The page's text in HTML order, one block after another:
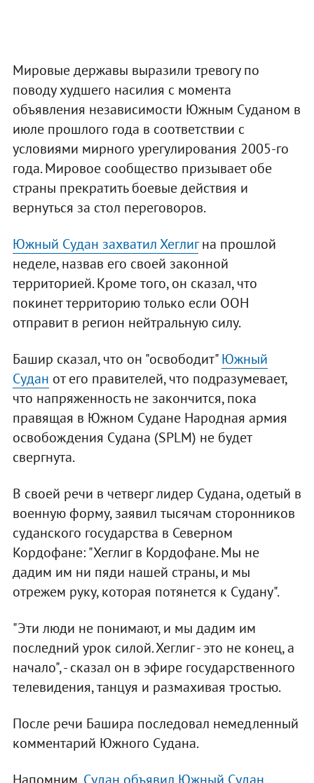
Мировые державы выразили тревогу по
поводу худшего насилия с момента
объявления независимости Южным Суданом в
июле прошлого года в соответствии с
условиями мирного урегулирования 2005-го
года. Мировое сообщество призывает обе
страны прекратить боевые действия и
вернуться за стол переговоров.
Южный Судан захватил Хеглигна прошлой
неделе, назвав его своей законной
территорией. Кроме того, он сказал, что
покинет территорию только если ООН
отправит в регион нейтральную силу.
Башир сказал, что он "освободит"Южный
Судан от его правителей, что подразумевает,
что напряженность не закончится, пока
правящая в Южном Судане Народная армия
освобождения Судана (SPLM) не будет
свергнута.
В своей речи в четверг лидер Судана, одетый в
военную форму, заявил тысячам сторонников
суданского государства в Северном
Кордофане: "Хеглиг в Кордофане. Мы не
дадим им ни пяди нашей страны, и мы
отрежем руку, которая потянется к Судану".
"Эти люди не понимают, и мы дадим им
последний урок силой. Хеглиг - это не конец, а
начало", - сказал он в эфире государственного
телевидения, танцуя и размахивая тростью.
После речи Башира последовал немедленный
комментарий Южного Судана.